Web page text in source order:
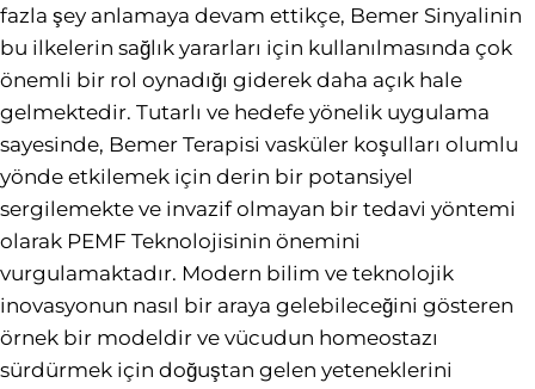
fazla şey anlamaya devam ettikçe, Bemer Sinyalinin
bu ilkelerin sağlık yararları için kullanılmasında çok
önemli bir rol oynadığı giderek daha açık hale
gelmektedir. Tutarlı ve hedefe yönelik uygulama
sayesinde, Bemer Terapisi vasküler koşulları olumlu
yönde etkilemek için derin bir potansiyel
sergilemekte ve invazif olmayan bir tedavi yöntemi
olarak PEMF Teknolojisinin önemini
vurgulamaktadır. Modern bilim ve teknolojik
inovasyonun nasıl bir araya gelebileceğini gösteren
örnek bir modeldir ve vücudun homeostazı
sürdürmek için doğuştan gelen yeteneklerini